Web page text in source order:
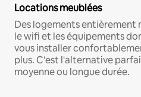
Locations meublées
Des logements entièrement
le wifi et les équipements
vous installer
plus. C'est l'alternative
moyenne ou longue durée.